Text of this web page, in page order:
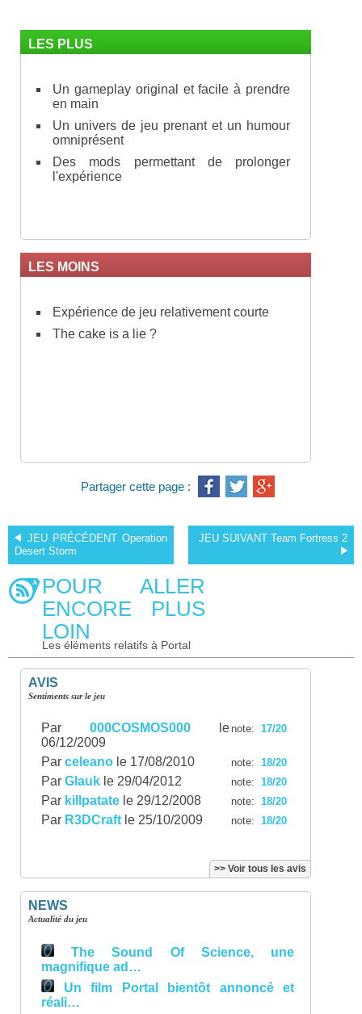
LES PLUS
Un gameplay original et facile à prendre
en main
Un univers de jeu prenant et un humour
omniprésent
Des mods permettant de prolonger
l'expérience
LES MOINS
Expérience de jeu relativement courte
The cake is a lie ?
Partager cette page :
JEU PRÉCÉDENT Operation
Desert Storm
JEU SUIVANT Team Fortress 2
POUR ALLER
ENCORE PLUS
LOIN
Les éléments relatifs à Portal
AVIS
Sentiments sur le jeu
note: 17/20
Par 000COSMOS000 le
06/12/2009
note: 18/20
Par celeano le 17/08/2010
note: 18/20
Par Glauk le 29/04/2012
note: 18/20
Par killpatate le 29/12/2008
note: 18/20
Par R3DCraft le 25/10/2009
>> Voir tous les avis
NEWS
Actualité du jeu
The Sound Of Science, une
magnifique ad…
Un film Portal bientôt annoncé et
réali…